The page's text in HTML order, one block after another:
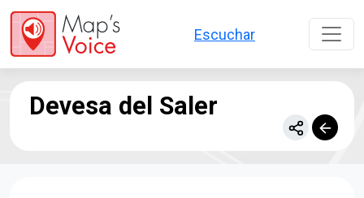
Pasar al contenido principal
Escuchar
Devesa del Saler